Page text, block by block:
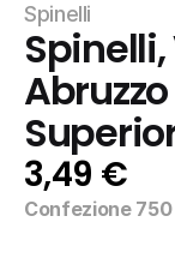
Spinelli
Spinelli,
3,49 €
Confezione